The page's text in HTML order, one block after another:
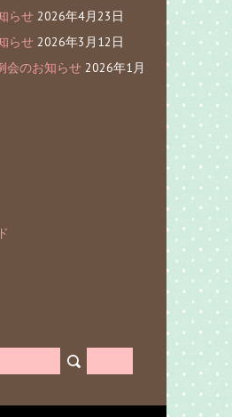
らせ 2026年4月23日
らせ 2026年3月12日
会のお知らせ 2026年1月